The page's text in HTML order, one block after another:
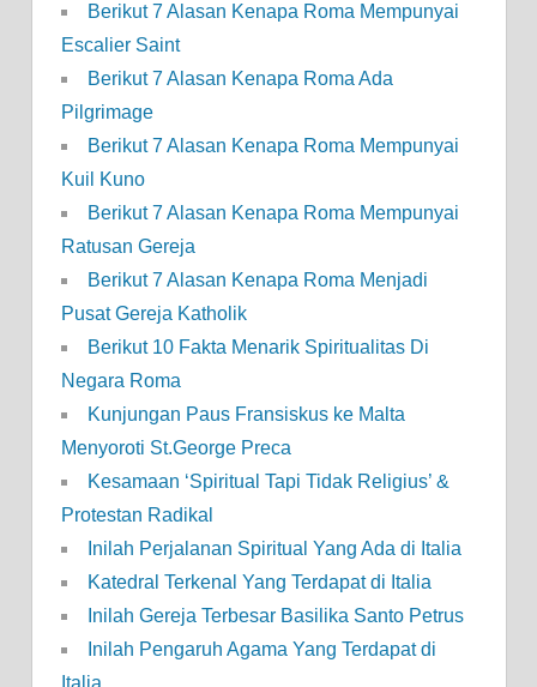
Berikut 7 Alasan Kenapa Roma Mempunyai
Escalier Saint
Berikut 7 Alasan Kenapa Roma Ada
Pilgrimage
Berikut 7 Alasan Kenapa Roma Mempunyai
Kuil Kuno
Berikut 7 Alasan Kenapa Roma Mempunyai
Ratusan Gereja
Berikut 7 Alasan Kenapa Roma Menjadi
Pusat Gereja Katholik
Berikut 10 Fakta Menarik Spiritualitas Di
Negara Roma
Kunjungan Paus Fransiskus ke Malta
Menyoroti St.George Preca
Kesamaan ‘Spiritual Tapi Tidak Religius’ &
Protestan Radikal
Inilah Perjalanan Spiritual Yang Ada di Italia
Katedral Terkenal Yang Terdapat di Italia
Inilah Gereja Terbesar Basilika Santo Petrus
Inilah Pengaruh Agama Yang Terdapat di